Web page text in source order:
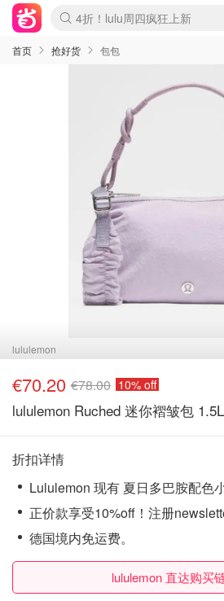
Boticinal 夏促开抢！
4折！lulu周四疯狂上新
还没结束！&OtherStories大促
Joybuy变相75折 随时失效
速领！Stanley独家85折
疑似霸哥！Camper额外叠85折
Zalando 奥莱闪促！每日更新
Moncler反季囤！5折起+叠9折
Coach Brooklyn仅€192
首页 抢好货 包包
lululemon
€70.20 €78.00 10% off
lululemon Ruched 迷你褶皱包 1.5L
折扣详情
Lululemon 现有 夏日多巴胺配色
正价款享受10%off！注册
德国境内免运费。
lululemon 直达购买